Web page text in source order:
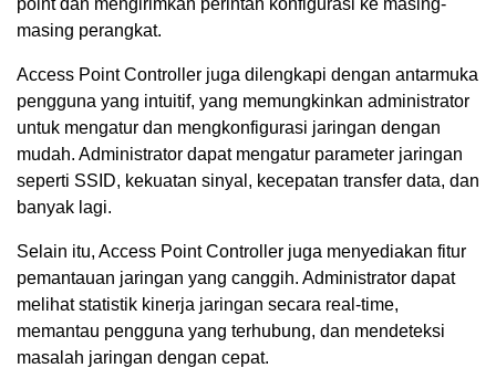
point dan mengirimkan perintah konfigurasi ke masing-
masing perangkat.
Access Point Controller juga dilengkapi dengan antarmuka
pengguna yang intuitif, yang memungkinkan administrator
untuk mengatur dan mengkonfigurasi jaringan dengan
mudah. Administrator dapat mengatur parameter jaringan
seperti SSID, kekuatan sinyal, kecepatan transfer data, dan
banyak lagi.
Selain itu, Access Point Controller juga menyediakan fitur
pemantauan jaringan yang canggih. Administrator dapat
melihat statistik kinerja jaringan secara real-time,
memantau pengguna yang terhubung, dan mendeteksi
masalah jaringan dengan cepat.